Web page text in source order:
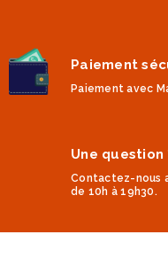
Paiement
Paiement avec
Une question
Contactez-nous
de 10h à 19h30.